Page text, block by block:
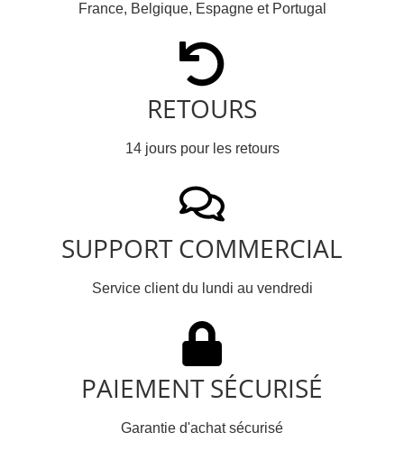
France, Belgique, Espagne et Portugal
RETOURS
14 jours pour les retours
SUPPORT COMMERCIAL
Service client du lundi au vendredi
PAIEMENT SÉCURISÉ
Garantie d'achat sécurisé